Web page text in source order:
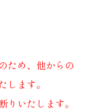
ため、他からの
ます。
いたします。